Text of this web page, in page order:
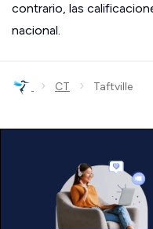
contrario, las
nacional.
› CT › Taftville